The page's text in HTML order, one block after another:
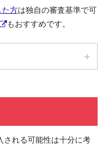
た方は独自の審査基準で可
もおすすめです。
キャンペーン
される可能性は十分に考